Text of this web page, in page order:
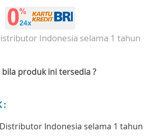
Indonesia selama 1 tahun
produk ini tersedia ?
:
Indonesia selama 1 tahun